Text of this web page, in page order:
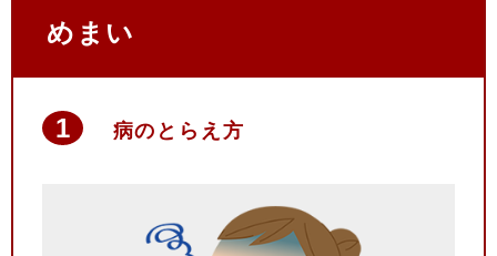
めまい
病のとらえ方